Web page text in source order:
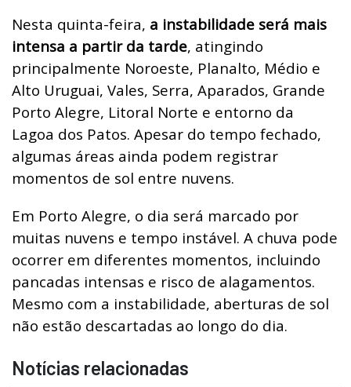
Nesta quinta-feira, a instabilidade será mais
intensa a partir da tarde, atingindo
principalmente Noroeste, Planalto, Médio e
Alto Uruguai, Vales, Serra, Aparados, Grande
Porto Alegre, Litoral Norte e entorno da
Lagoa dos Patos. Apesar do tempo fechado,
algumas áreas ainda podem registrar
momentos de sol entre nuvens.
Em Porto Alegre, o dia será marcado por
muitas nuvens e tempo instável. A chuva pode
ocorrer em diferentes momentos, incluindo
pancadas intensas e risco de alagamentos.
Mesmo com a instabilidade, aberturas de sol
não estão descartadas ao longo do dia.
Notícias relacionadas